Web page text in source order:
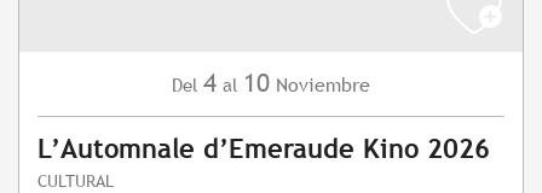
Del 4 al 10 Noviembre
L’Automnale d’Emeraude Kino 2026
CULTURAL